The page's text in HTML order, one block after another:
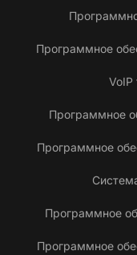
Программное
VoIP
Программное
Программное
Программное
Программное